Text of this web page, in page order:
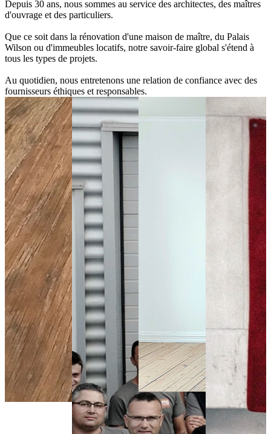
Depuis 30 ans, nous sommes au service des architectes, des maîtres
d'ouvrage et des particuliers.
Que ce soit dans la rénovation d'une maison de maître, du Palais
Wilson ou d'immeubles locatifs, notre savoir-faire global s'étend à
tous les types de projets.
Au quotidien, nous entretenons une relation de confiance avec des
fournisseurs éthiques et responsables.